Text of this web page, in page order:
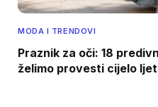
MODA I TRENDOVI
Praznik za oči: 18
želimo provesti cijelo